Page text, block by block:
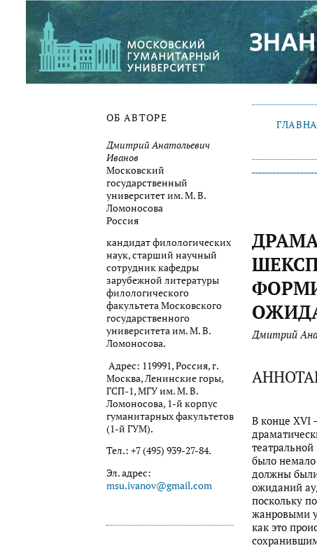
ОБ АВТОРЕ
Дмитрий Анатольевич
Иванов
Московский
государственный
университет им. М. В.
Ломоносова
Россия
кандидат филологических
наук, старший научный
сотрудник кафедры
зарубежной литературы
филологического
факульте­та Московского
государственного
университета им. М. В.
Ломоносова.
Адрес: 119991, Россия, г.
Москва, Ленинские горы,
ГСП-1, МГУ им. М. В.
Ломоносова, 1-й корпус
гуманитарных факультетов
(1-й ГУМ).
Тел.: +7 (495) 939-27-84.
Эл. адрес:
msu.ivanov@gmail.com
Дмитрий
В конце XVI
было
должны
ожиданий
поскольку
жанровыми
как это